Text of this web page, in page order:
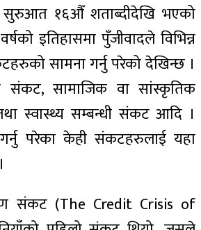
सुरुआत १६औँ शताब्दीदेखि भएको
इतिहासमा पुँजीवादले विभिन्न
सामना गर्नु परेको देखिन्छ ।
संकट, सामाजिक वा सांस्कृतिक
स्वास्थ्य सम्बन्धी संकट आदि ।
परेका केही संकटहरुलाई यहा
संकट (The Credit Crisis of